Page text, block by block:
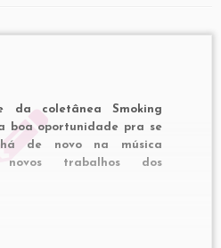
da coletânea Smoking
boa oportunidade pra se
de novo na música
novos trabalhos dos